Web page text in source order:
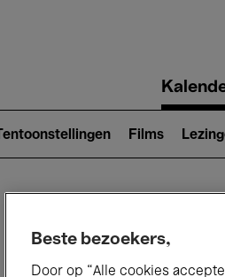
navigation
Tentoonstellingen Films
Beste bezoekers,
Door op “Alle cookies